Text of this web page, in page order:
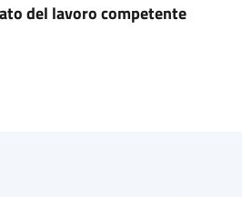
del lavoro competente